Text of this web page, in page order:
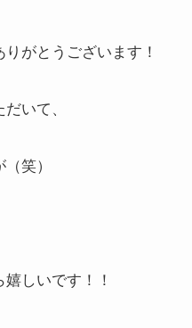
がとうございます！
いて、
笑）
しいです！！